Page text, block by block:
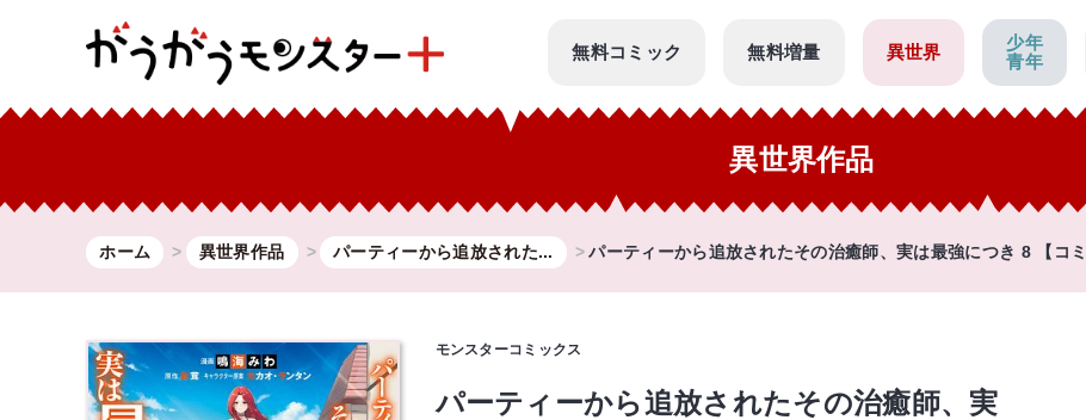
無料コミック 無料増量 異世界
少年
青年
異世界作品
ホーム 異世界作品 パーティーから追放された... パーティーから追放されたその治癒師、実は最強につき 8 【コミ
モンスターコミックス
パーティーから追放されたその治癒師、実